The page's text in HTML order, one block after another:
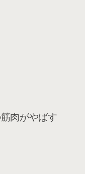
肉がやばす